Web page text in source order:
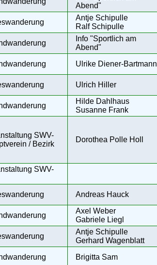
Abend"
Antje Schipulle
Ralf Schipulle
Info "Sportlich am
Abend"
Ulrike Diener-Bartmann
Ulrich Hiller
Hilde Dahlhaus
Susanne Frank
SWV-
/ Bezirk
Dorothea Polle Holl
SWV-
Andreas Hauck
Axel Weber
Gabriele Liegl
Antje Schipulle
Gerhard Wagenblatt
Brigitta Sam